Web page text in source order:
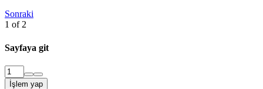
Sonraki
1 of 2
Sayfaya git
İşlem yap